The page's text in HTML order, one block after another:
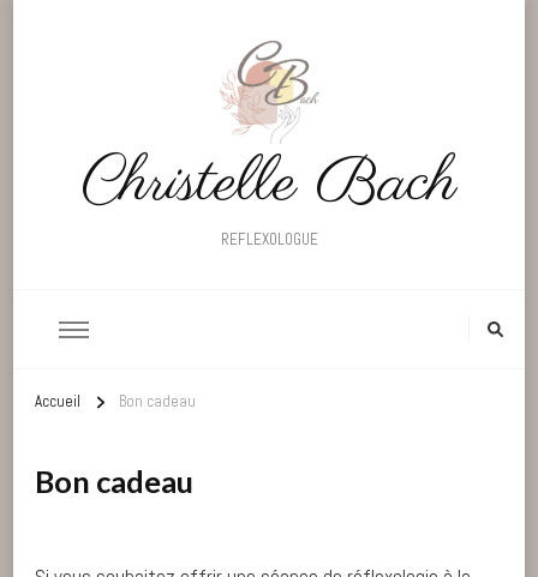
Christelle Bach
REFLEXOLOGUE
Accueil Bon cadeau
Bon cadeau